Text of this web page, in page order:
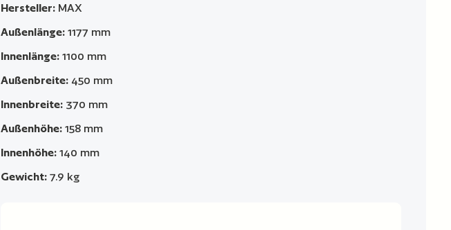
Hersteller: MAX
Außenlänge: 1177 mm
Innenlänge: 1100 mm
Außenbreite: 450 mm
Innenbreite: 370 mm
Außenhöhe: 158 mm
Innenhöhe: 140 mm
Gewicht: 7.9 kg